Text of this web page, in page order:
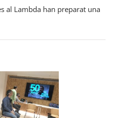
al Lambda han preparat una